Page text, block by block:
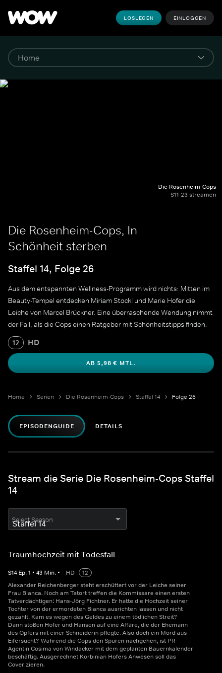
LOSLEGEN EINLOGGEN
Die Rosenheim-Cops
S11-23 streamen
Die Rosenheim-Cops, In
Schönheit sterben
Staffel 14, Folge 26
Aus dem entspannten Wellness-Programm wird nichts: Mitten im
Beauty-Tempel entdecken Miriam Stockl und Marie Hofer die
Leiche von Marcel Brückner. Eine überraschende Wendung nimmt
der Fall, als die Cops einen Ratgeber mit Schönheitstipps finden.
12 HD
AB 5,98 € MTL.
Home Serien Die Rosenheim-Cops Staffel 14 Folge 26
EPISODENGUIDE DETAILS
Stream die Serie Die Rosenheim-Cops Staffel
14
Select Season
Traumhochzeit mit Todesfall
S14 Ep.1 • 43 Min. • HD
12
Alexander Reichenberger steht erschüttert vor der Leiche seiner
Frau Bianca. Noch am Tatort treffen die Kommissare einen ersten
Tatverdächtigen: Hans-Jörg Fichtner. Er hatte die Hochzeit seiner
Tochter von der ermordeten Bianca ausrichten lassen und nicht
gezahlt. Kam es wegen des Geldes zu einem tödlichen Streit?
Dann stoßen Hofer und Hansen auf eine Affäre, die der Ehemann
des Opfers mit einer Schneiderin pflegte. Also doch ein Mord aus
Eifersucht? Während die Cops den Spuren nachgehen, ist PR-
Agentin Cosima von Windacker mit dem geplanten Bauernkalender
beschäftig. Ausgerechnet Korbinian Hofers Anwesen soll das
Cover zieren.